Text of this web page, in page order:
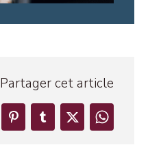
Partager cet article